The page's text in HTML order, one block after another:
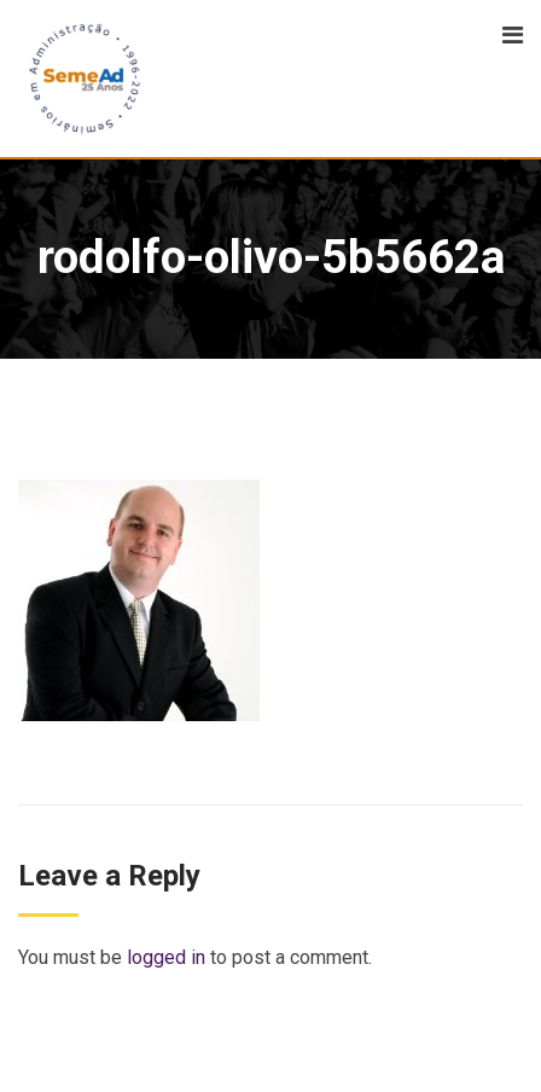
rodolfo-olivo-5b5662a
Leave a Reply
You must be logged in to post a comment.